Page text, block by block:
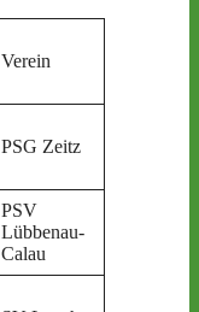
Verein
PSG Zeitz
PSV
Lübbenau-
Calau